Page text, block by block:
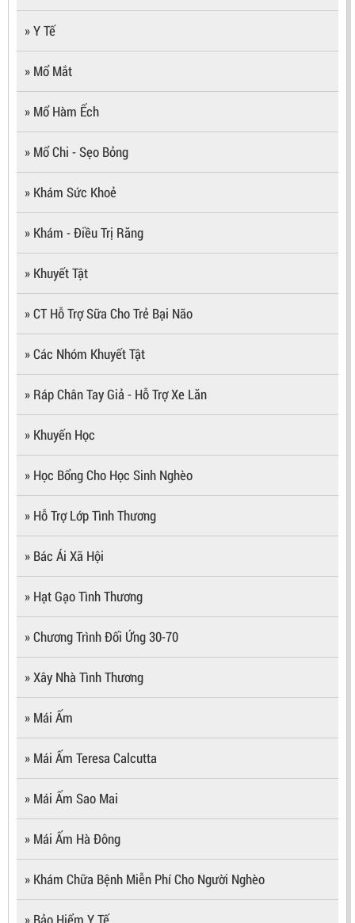
» Y Tế
» Mổ Mắt
» Mổ Hàm Ếch
» Mổ Chi - Sẹo Bỏng
» Khám Sức Khoẻ
» Khám - Điều Trị Răng
» Khuyết Tật
» CT Hỗ Trợ Sữa Cho Trẻ Bại Não
» Các Nhóm Khuyết Tật
» Ráp Chân Tay Giả - Hỗ Trợ Xe Lăn
» Khuyến Học
» Học Bổng Cho Học Sinh Nghèo
» Hỗ Trợ Lớp Tình Thương
» Bác Ái Xã Hội
» Hạt Gạo Tình Thương
» Chương Trình Đối Ứng 30-70
» Xây Nhà Tình Thương
» Mái Ấm
» Mái Ấm Teresa Calcutta
» Mái Ấm Sao Mai
» Mái Ấm Hà Đông
» Khám Chữa Bệnh Miễn Phí Cho Người Nghèo